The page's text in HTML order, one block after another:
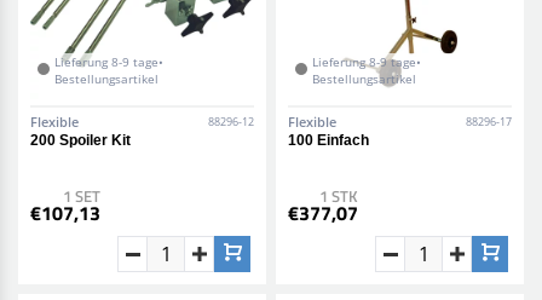
Lieferung 8-9 tage•
Bestellungsartikel
Flexible 88296-12
200 Spoiler Kit
1 SET
€107,13
Lieferung 8-9 tage•
Bestellungsartikel
Flexible 88296-17
100 Einfach
1 STK
€377,07